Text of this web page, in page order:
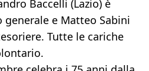
Baccelli (Lazio) è
e Matteo Sabini
Tutte le cariche